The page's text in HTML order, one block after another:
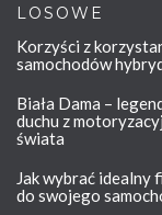
LOSOWE
Korzyści z
samochodów
Biała Dama –
duchu z
świata
Jak wybrać idealny
do swojego